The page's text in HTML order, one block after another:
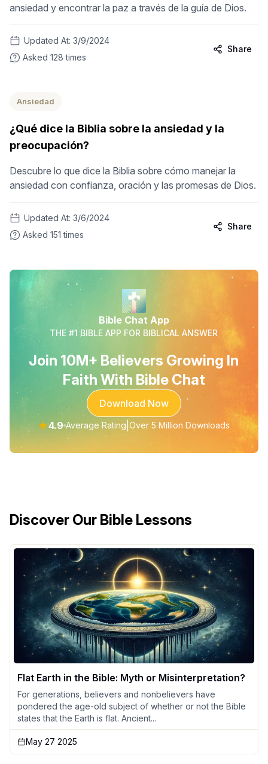
ansiedad y encontrar la paz a través de la guía de Dios.
Updated At: 3/9/2024
Asked 128 times
Share
Ansiedad
¿Qué dice la Biblia sobre la ansiedad y la
preocupación?
Descubre lo que dice la Biblia sobre cómo manejar la
ansiedad con confianza, oración y las promesas de Dios.
Updated At: 3/6/2024
Asked 151 times
Share
Bible Chat App
THE #1 BIBLE APP FOR BIBLICAL ANSWER
Join 10M+ Believers Growing In
Faith With Bible Chat
Download Now
★4.9 Average Rating |Over 5 Million Downloads
Discover Our Bible Lessons
Flat Earth in the Bible: Myth or Misinterpretation?
For generations, believers and nonbelievers have
pondered the age-old subject of whether or not the Bible
states that the Earth is flat. Ancient...
May 27 2025